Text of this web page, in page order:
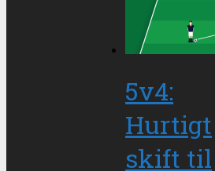
5v4:
Hurtigt
skift til